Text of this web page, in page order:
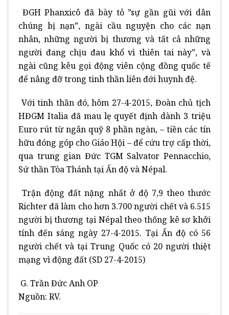
ĐGH Phanxicô đã bày tỏ ”sự gần gũi với dân
chúng bị nạn”, ngài cầu nguyện cho các nạn
nhân, những người bị thương và tất cả những
người đang chịu đau khổ vì thiên tai này”, và
ngài cũng kêu gọi động viên cộng đồng quốc tế
để nâng đỡ trong tinh thần liên đới huynh đệ.
Với tinh thần đó, hôm 27-4-2015, Đoàn chủ tịch
HĐGM Italia đã mau lẹ quyết định dành 3 triệu
Euro rút từ ngân quỹ 8 phần ngàn, – tiền các tín
hữu đóng góp cho Giáo Hội – để cứu trợ cấp thời,
qua trung gian Đức TGM Salvator Pennacchio,
Sứ thần Tòa Thánh tại Ấn độ và Népal.
Trận động đất nặng nhất ở độ 7,9 theo thước
Richter đã làm cho hơn 3.700 người chết và 6.515
người bị thương tại Népal theo thống kê sơ khởi
tính đến sáng ngày 27-4-2015. Tại Ấn độ có 56
người chết và tại Trung Quốc có 20 người thiệt
mạng vì động đất (SD 27-4-2015)
G. Trần Đức Anh OP
Nguồn: RV.